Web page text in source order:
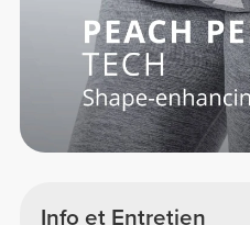
Info et Entretien